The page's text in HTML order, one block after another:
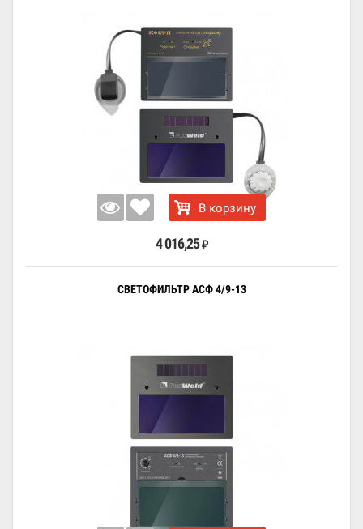
В корзину
4 016,25 ₽
СВЕТОФИЛЬТР АСФ 4/9-13